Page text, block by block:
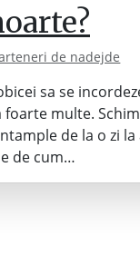
de nadejde
sa se
multe.
de la o zi
de cum…